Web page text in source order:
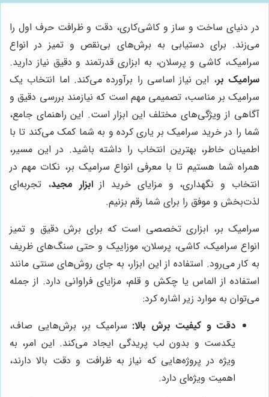
در دنیای ساخت و ساز و کاشی‌کاری، دقت و ظرافت حرف اول را
می‌زند. برای دستیابی به برش‌های بی‌نقص و تمیز در انواع
سرامیک، کاشی و پرسلان، به ابزاری قدرتمند و دقیق نیاز دارید.
سرامیک بر، این نیاز اساسی را برآورده می‌کند. اما انتخاب یک
سرامیک بر مناسب، تصمیمی مهم است که نیازمند بررسی دقیق و
آگاهی از ویژگی‌های مختلف این ابزار است. این راهنمای جامع،
شما را در خرید سرامیک بر یاری کرده و به شما کمک می‌کند تا با
اطمینان خاطر، بهترین انتخاب را داشته باشید. در این مسیر،
همراه شما هستیم تا با معرفی انواع سرامیک بر، نکات مهم در
انتخاب و نگهداری، و مزایای خرید ازابزار مجید، تجربه‌ای
لذت‌بخش و موفق را برای شما رقم بزنیم.
سرامیک بر، ابزاری تخصصی است که برای برش دقیق و تمیز
انواع سرامیک، کاشی، پرسلان، موزاییک و حتی سنگ‌های ظریف
به کار می‌رود. استفاده از این ابزار، به جای روش‌های سنتی مانند
استفاده از الماس یا چکش و قلم، مزایای فراوانی دارد. از جمله
می‌توان به موارد زیر اشاره کرد:
دقت و کیفیت برش بالا: سرامیک بر، برش‌هایی صاف،
یکدست و بدون لب پریدگی ایجاد می‌کند. این امر، به
ویژه در پروژه‌هایی که نیاز به ظرافت و دقت بالا دارند،
اهمیت ویژه‌ای دارد.